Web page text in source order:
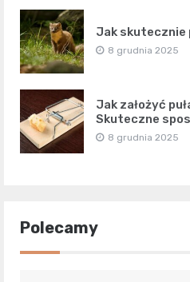
Jak skutecznie
8 grudnia 2025
Jak założyć
Skuteczne
8 grudnia 2025
Polecamy